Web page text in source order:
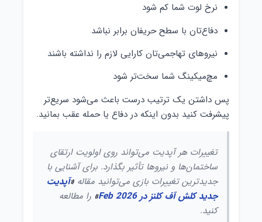
نرخ لوت شما کم شود
دفاع‌تان با سطح حریفان برابر نباشد
نیروهای تهاجمی‌تان کارایی لازم را نداشته باشند
مچ‌میکینگ شما سخت‌تر شود
پس داشتن یک ترتیب درست باعث می‌شود سریع‌تر
پیشرفت کنید بدون اینکه در دفاع یا حمله عقب بمانید.
تغییرات هر آپدیت می‌تواند روی اولویت ارتقای
ساختمان‌ها و نیروها تأثیر بگذارد. برای آشنایی با
جدیدترین تغییرات بازی می‌توانید مقاله «آپدیت
جدید کلش آف کلنز در Feb 2026
» را مطالعه
کنید.